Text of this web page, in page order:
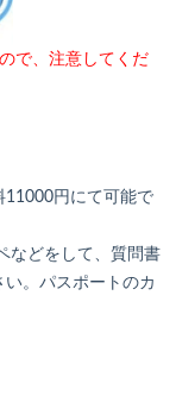
で、注意してくだ
11000円にて可能で
などをして、質問書
。パスポートのカ